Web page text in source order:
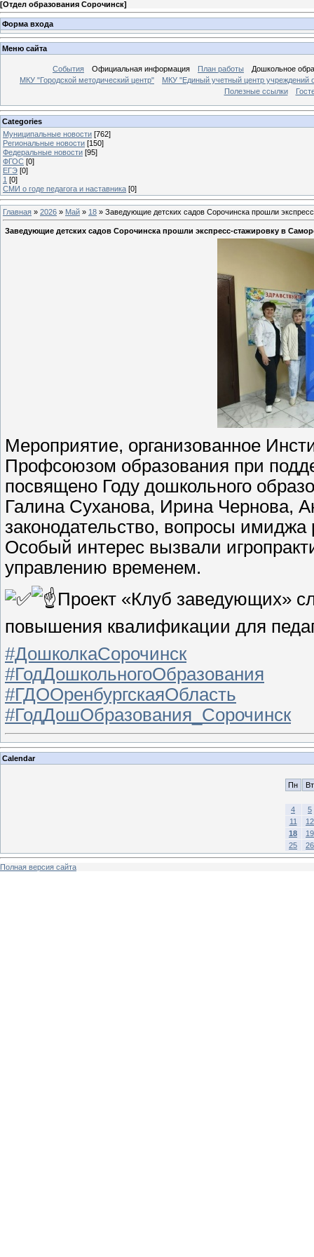
[Отдел образования Сорочинск]
Форма входа
Меню сайта
События Официальная информация План работы
Дошкольное
МКУ "Городской методический центр"
МКУ "Единый учетный центр учреждений
Полезные ссылки
Categories
Муниципальные новости [762]
Региональные новости [150]
Федеральные новости [95]
ФГОС [0]
ЕГЭ [0]
1 [0]
СМИ о годе педагога и наставника [0]
Главная » 2026 » Май » 18 » Заведующие детских садов Сорочинска прошли
Заведующие детских садов Сорочинска прошли экспресс-стажировку в
Мероприятие, организованное
Профсоюзом образования при
посвящено Году дошкольного
Галина Суханова, Ирина Чернова,
законодательство, вопросы
Особый интерес вызвали
управлению временем.
Проект «Клуб заведующих»
повышения квалификации для
#ДошколкаСорочинск
#ГодДошкольногоОбразования
#ГДООренбургскаяОбласть
#ГодДошОбразования_Сорочинск
Calendar
Пн Вт
4
5
11
12
18
19
25
26
Полная версия сайта